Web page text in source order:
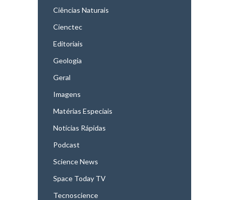
Ciências Naturais
Cienctec
Editoriais
Geologia
Geral
Imagens
Matérias Especiais
Notícias Rápidas
Podcast
Science News
Space Today TV
Tecnoscience